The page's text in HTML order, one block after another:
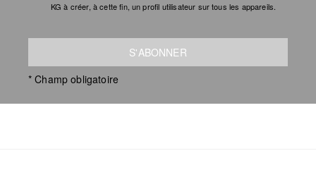
KG à créer, à cette fin, un profil utilisateur sur tous les appareils.
S'ABONNER
* Champ obligatoire